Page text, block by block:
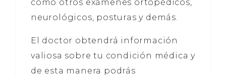
como otros exámenes ortopédicos,
neurológicos, posturas y demás.
El doctor obtendrá información
valiosa sobre tu condición médica y
de esta manera podrás